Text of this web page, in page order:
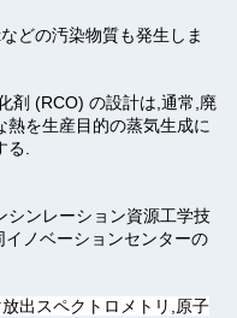
どの汚染物質も発生しま
剤 (RCO) の設計は,通常,廃
を生産目的の蒸気生成に
.
シンレーション資源工学技
ノベーションセンターの
出スペクトロメトリ,原子